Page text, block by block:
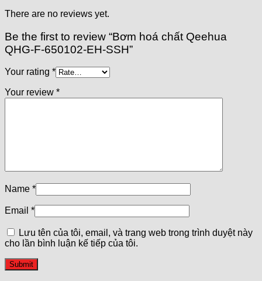
There are no reviews yet.
Be the first to review “Bơm hoá chất Qeehua
QHG-F-650102-EH-SSH”
Your rating *
Your review *
Name *
Email *
Lưu tên của tôi, email, và trang web trong trình duyệt này
cho lần bình luận kế tiếp của tôi.